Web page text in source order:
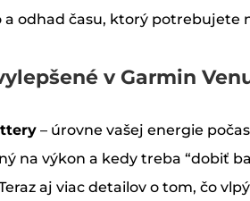
a odhad času, ktorý potrebujete
v Garmin
– úrovne vašej energie
na výkon a kedy treba “dobiť
aj viac detailov o tom, čo